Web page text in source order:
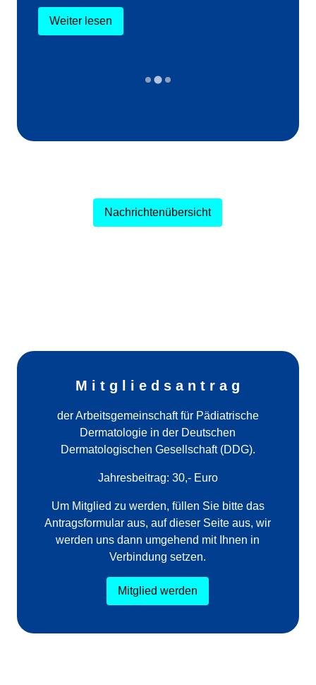
Weiter lesen
Nachrichtenübersicht
M i t g l i e d s a n t r a g
der Arbeitsgemeinschaft für Pädiatrische
Dermatologie in der Deutschen
Dermatologischen Gesellschaft (DDG).
Jahresbeitrag: 30,- Euro
Um Mitglied zu werden, füllen Sie bitte das
Antragsformular aus, auf dieser Seite aus, wir
werden uns dann umgehend mit Ihnen in
Verbindung setzen.
Mitglied werden